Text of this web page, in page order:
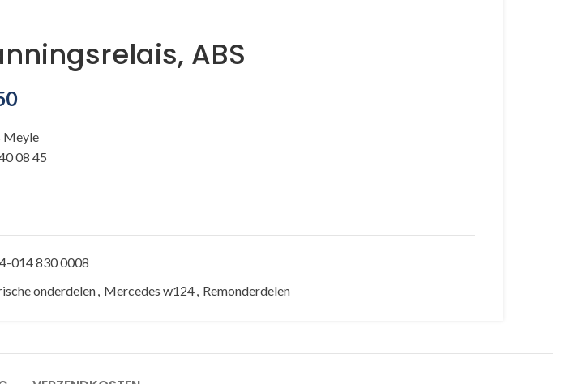
ABS
Meyle
08 45
014 830 0008
onderdelen Mercedes w124 Remonderdelen